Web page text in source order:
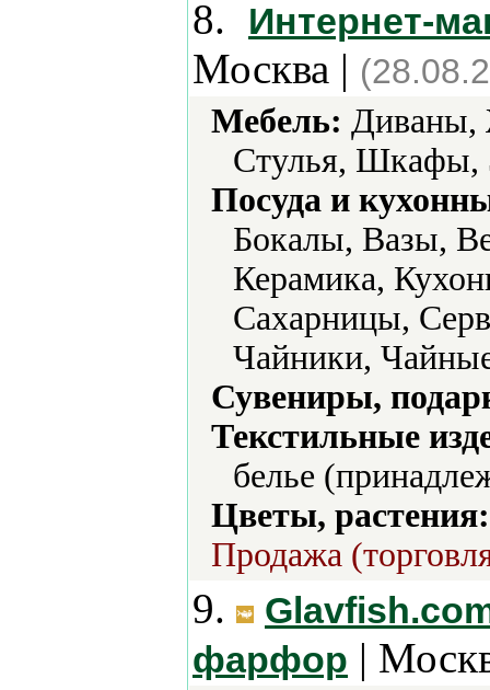
8. Интернет-
Москва |
Мебель: Диваны,
Стулья, Шкафы,
Посуда и
Бокалы, Вазы,
Керамика,
Сахарницы,
Чайники,
Сувениры,
Текстильные
белье
Цветы, растения:
Продажа
9.
фарфор |